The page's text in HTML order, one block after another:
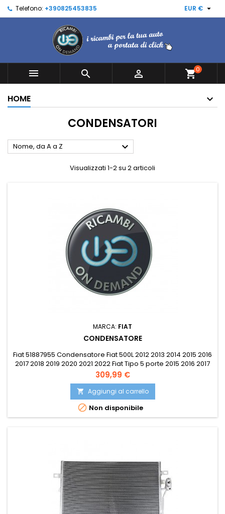
Telefono: +390825453835 EUR € 
   shopping_cart0
HOME
CONDENSATORI
Nome, da A a Z 
Visualizzati 1-2 su 2 articoli
MARCA: FIAT
CONDENSATORE
Fiat 51887955 Condensatore Fiat 500L 2012 2013 2014 2015 2016
2017 2018 2019 2020 2021 2022 Fiat Tipo 5 porte 2015 2016 2017
2018 2019 2020 2021 2022 Fiat Tipo berlina 2015 2016 2017 2018
2019 2020 2021 2022 Fiat Tipo SW 2015 2016 2017 2018 2019 2020
2021 2022 Compatibile con: OE 51887955
Prezzo
309,99 €
 Aggiungi al carrello
 Non disponibile